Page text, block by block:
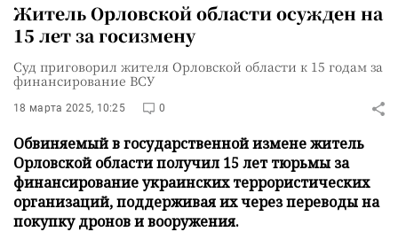
Житель Орловской области осужден на
15 лет за госизмену
Суд приговорил жителя Орловской области к 15 годам за
финансирование ВСУ
18 марта 2025, 10:25 0
Обвиняемый в государственной измене житель
Орловской области получил 15 лет тюрьмы за
финансирование украинских террористических
организаций, поддерживая их через переводы на
покупку дронов и вооружения.